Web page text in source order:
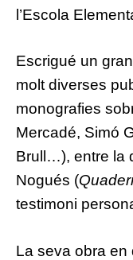
l’Escola
Escrigué un
molt diverses
monografies
Mercadé, Simó
Brull …), entre la
Nogués (
testimoni
La seva obra en